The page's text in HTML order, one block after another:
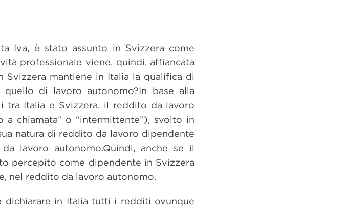
Iva, è stato assunto in Svizzera come
professionale viene, quindi, affiancata
mantiene in Italia la qualifica di
di lavoro autonomo?In base alla
tra Italia e Svizzera, il reddito da lavoro
chiamata” o “intermittente”), svolto in
natura di reddito da lavoro dipendente
lavoro autonomo.Quindi, anche se il
percepito come dipendente in Svizzera
nel reddito da lavoro autonomo.
dichiarare in Italia tutti i redditi ovunque